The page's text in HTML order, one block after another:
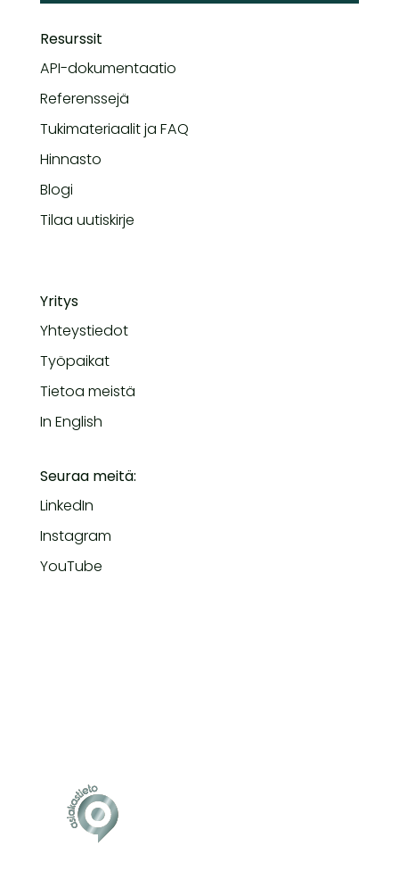
Resurssit
API-dokumentaatio
Referenssejä
Tukimateriaalit ja FAQ
Hinnasto
Blogi
Tilaa uutiskirje
Yritys
Yhteystiedot
Työpaikat
Tietoa meistä
In English
Seuraa meitä:
LinkedIn
Instagram
YouTube